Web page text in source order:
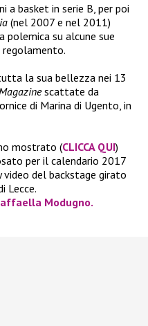
a basket in serie B, per poi
(nel 2007 e nel 2011)
polemica su alcune sue
la sua bellezza nei 13
scattate da
di Marina di Ugento, in
mostrato (CLICCA QUI)
per il calendario 2017
video del backstage girato
Lecce.
Modugno.